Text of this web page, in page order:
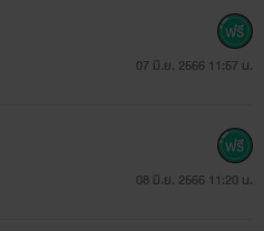
07 มิ.ย. 2566 11:57 น.
08 มิ.ย. 2566 11:20 น.